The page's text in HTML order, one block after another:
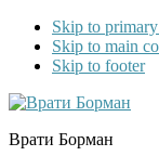
Skip to
Skip to main
Skip to footer
Врати Борман